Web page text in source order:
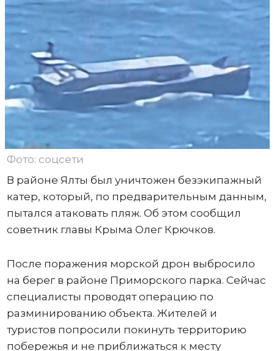
Фото: соцсети
В районе Ялты был уничтожен безэкипажный
катер, который, по предварительным данным,
пытался атаковать пляж. Об этом сообщил
советник главы Крыма Олег Крючков.
После поражения морской дрон выбросило
на берег в районе Приморского парка. Сейчас
специалисты проводят операцию по
разминированию объекта. Жителей и
туристов попросили покинуть территорию
побережья и не приближаться к месту